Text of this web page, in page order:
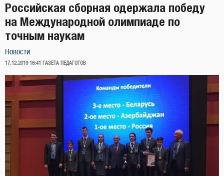
Российская сборная одержала победу
на Международной олимпиаде по
точным наукам
Новости
ОПУБЛИКОВАНО
17.12.2019 16:41 ГАЗЕТА ПЕДАГОГОВ